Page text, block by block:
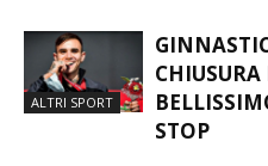
ALTRI SPORT
STOP